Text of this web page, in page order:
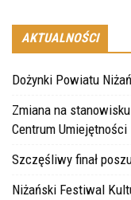
AKTUALNOŚCI
Dożynki Powiatu
Zmiana na
Centrum Umiejętności
Szczęśliwy finał
Niżański Festiwal